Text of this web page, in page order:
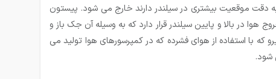
به دقت موقعیت بیشتری در سیلندر دارند خارج می شود. پیستون
در بالا و پایین سیلندر قرار دارد که به وسیله آن جک باز و
با استفاده از هوای فشرده که در کمپرسورهای هوا تولید می
شود.